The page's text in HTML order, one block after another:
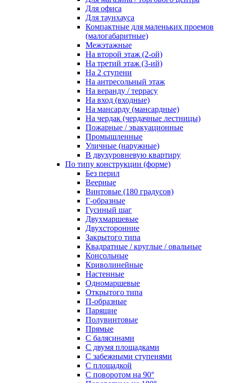
Для офиса
Для таунхауса
Компактные для маленьких проемов
(малогабаритные)
Межэтажные
На второй этаж (2-ой)
На третий этаж (3-ий)
На 2 ступени
На антресольный этаж
На веранду / террасу
На вход (входные)
На мансарду (мансардные)
На чердак (чердачные лестницы)
Пожарные / эвакуационные
Промышленные
Уличные (наружные)
В двухуровневую квартиру
По типу конструкции (форме)
Без перил
Веерные
Винтовые (180 градусов)
Г-образные
Гусиный шаг
Двухмаршевые
Двухсторонние
Закрытого типа
Квадратные / круглые / овальные
Консольные
Криволинейные
Настенные
Одномаршевые
Открытого типа
П-образные
Парящие
Полувинтовые
Прямые
С балясинами
С двумя площадками
С забежными ступенями
С площадкой
С поворотом на 90°